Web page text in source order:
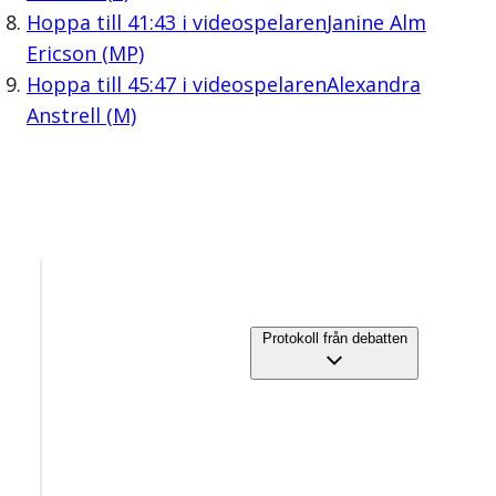
Hoppa till 41:43 i videospelarenJanine Alm
Ericson (MP)
Hoppa till 45:47i videospelarenAlexandra
Anstrell (M)
Protokoll från debatten